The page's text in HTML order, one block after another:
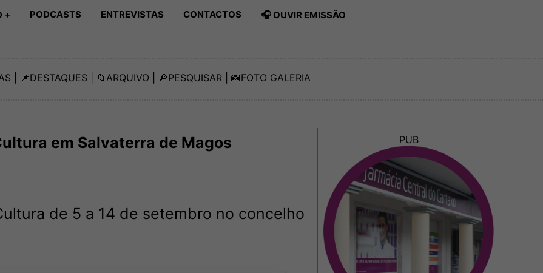
+ PODCASTS ENTREVISTAS CONTACTOS 🎧 OUVIR EMISSÃO
| 📌DESTAQUES | 📁 ARQUIVO | 🔎PESQUISAR | 📸FOTO GALERIA
em Salvaterra de Magos
de 5 a 14 de setembro no concelho
PUB